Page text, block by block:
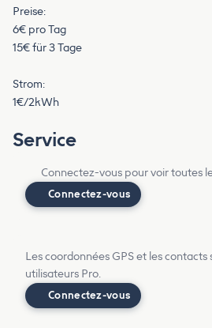
Preise:
6€ pro Tag
15€ für 3 Tage
Strom:
1€/2kWh
Service
Connectez-vous pour voir toutes
Connectez-vous
Les coordonnées GPS et les contacts
utilisateurs Pro.
Connectez-vous